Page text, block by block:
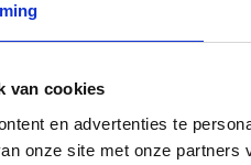
van cookies
en advertenties te
onze site met onze